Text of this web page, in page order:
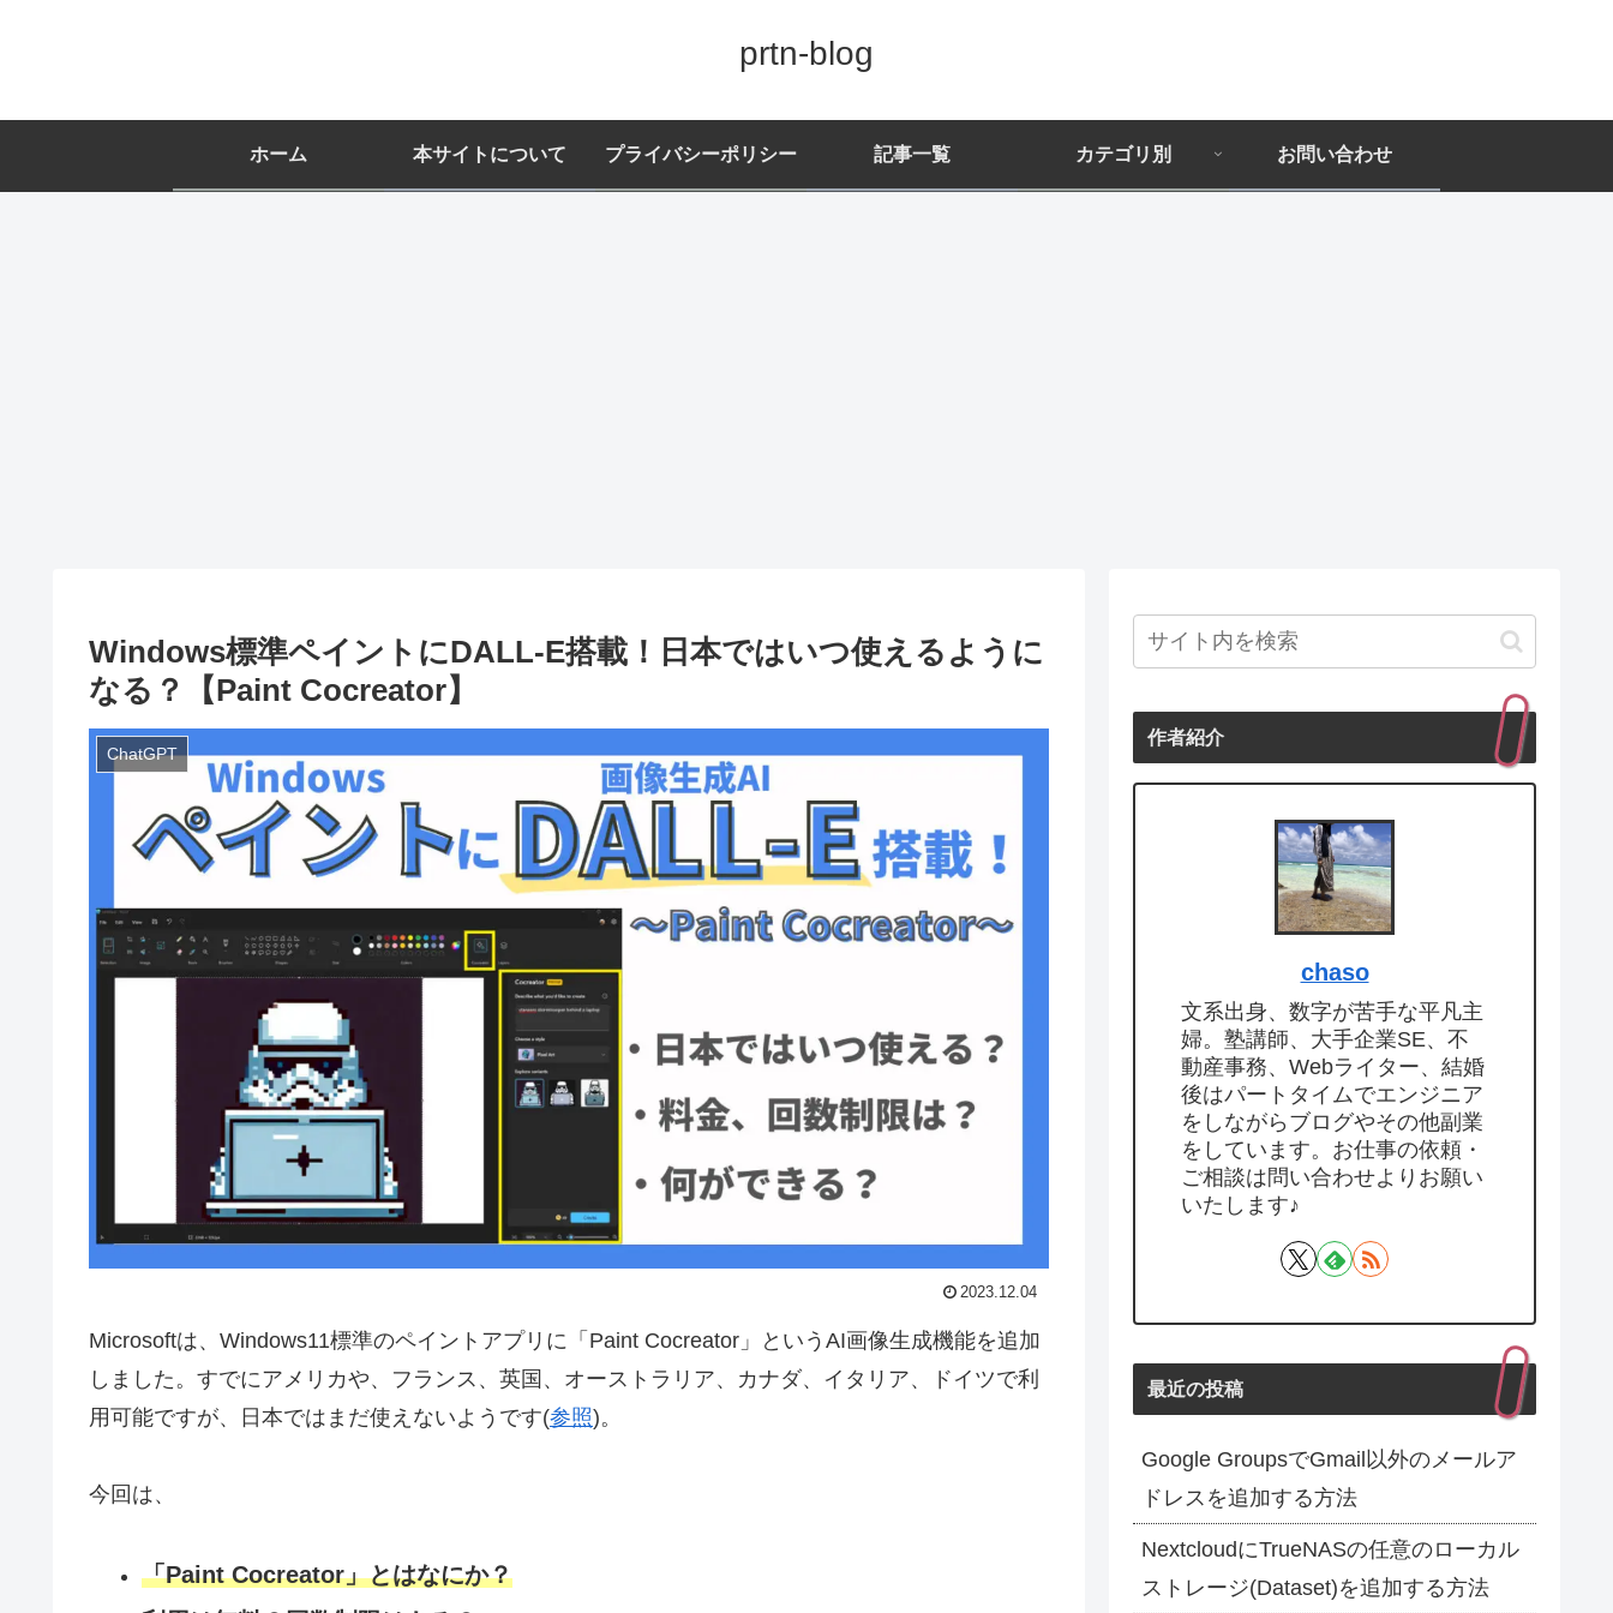
prtn-blog
ホーム 本サイトについて プライバシーポリシー 記事一覧 カテゴリ別 お問い合わせ
Windows標準ペイントにDALL-E搭載！日本ではいつ使えるように
なる？【Paint Cocreator】
ChatGPT
2023.12.04
Microsoftは、Windows11標準のペイントアプリに「Paint Cocreator」というAI画像生成機能を追加
しました。すでにアメリカや、フランス、英国、オーストラリア、カナダ、イタリア、ドイツで利
用可能ですが、日本ではまだ使えないようです(参照)。
今回は、
「Paint Cocreator」とはなにか？
作者紹介
chaso
文系出身、数字が苦手な平凡主
婦。塾講師、大手企業SE、不
動産事務、Webライター、結婚
後はパートタイムでエンジニア
をしながらブログやその他副業
をしています。お仕事の依頼・
ご相談は問い合わせよりお願い
いたします♪
最近の投稿
Google GroupsでGmail以外のメールア
ドレスを追加する方法
NextcloudにTrueNASの任意のローカル
ストレージ(Dataset)を追加する方法